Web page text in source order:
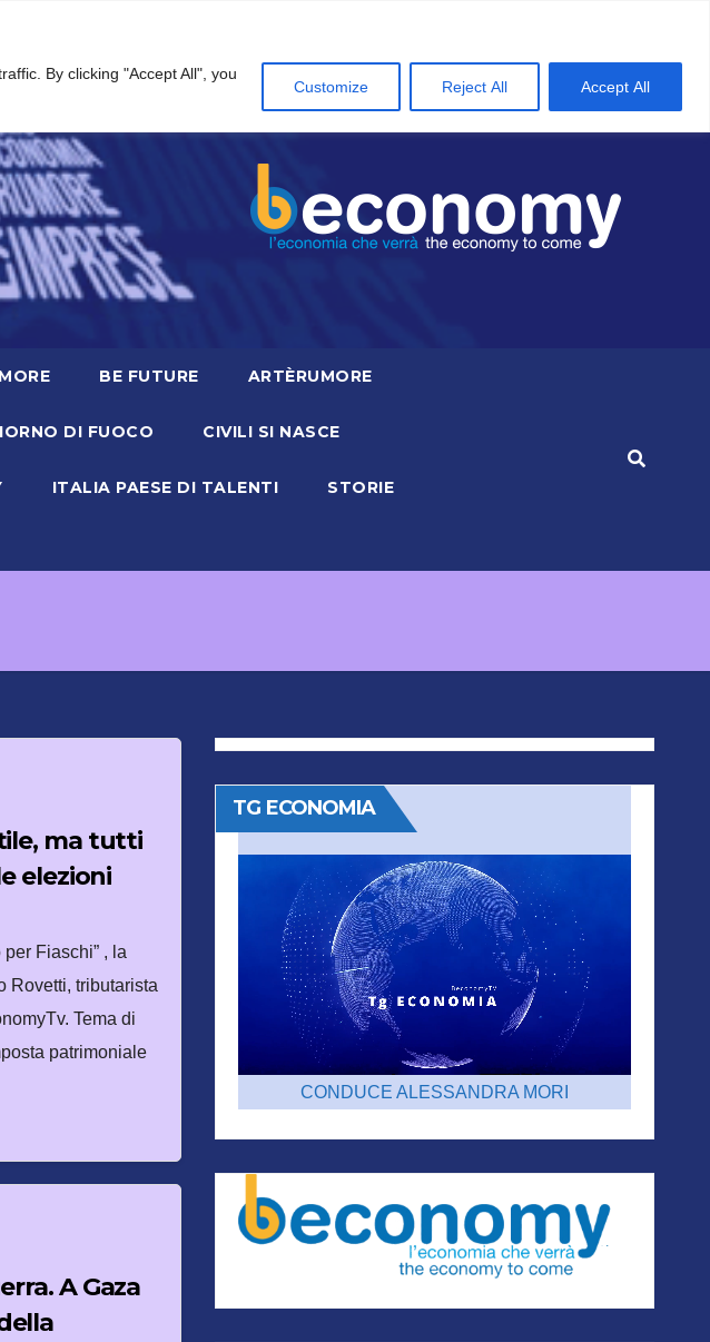
By clicking "Accept All", you
Customize Reject All Accept All
BE FUTURE ARTÈRUMORE
DI FUOCO CIVILI SI NASCE
ITALIA PAESE DI TALENTI STORIE
ma tutti
elezioni
per Fiaschi” , la
Rovetti, tributarista
Tema di
patrimoniale
A Gaza
TG ECONOMIA
CONDUCE ALESSANDRA MORI